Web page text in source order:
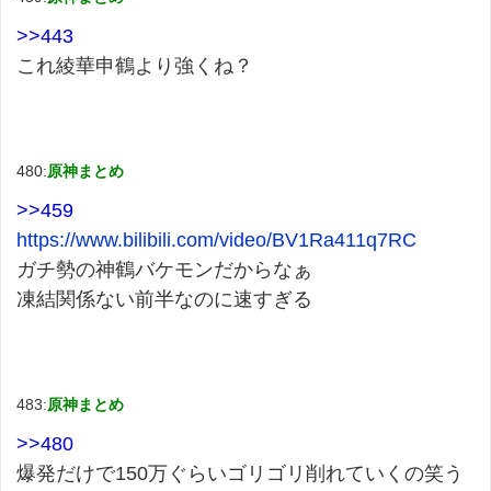
>>443
これ綾華申鶴より強くね？
480:原神まとめ
>>459
https://www.bilibili.com/video/BV1Ra411q7RC
ガチ勢の神鶴バケモンだからなぁ
凍結関係ない前半なのに速すぎる
483:原神まとめ
>>480
爆発だけで150万ぐらいゴリゴリ削れていくの笑う